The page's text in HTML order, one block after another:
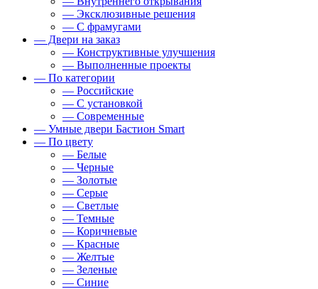
— Эксклюзивные решения
— С фрамугами
— Двери на заказ
— Конструктивные улучшения
— Выполненные проекты
— По категории
— Российские
— С установкой
— Современные
— Умные двери Бастион Smart
— По цвету
— Белые
— Черные
— Золотые
— Серые
— Светлые
— Темные
— Коричневые
— Красные
— Желтые
— Зеленые
— Синие